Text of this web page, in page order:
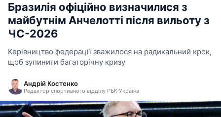
Бразилія офіційно визначилися з
майбутнім Анчелотті після вильоту з
ЧС-2026
Керівництво федерації зважилося на радикальний крок,
щоб зупинити багаторічну кризу
Андрій Костенко
Редактор спортивного відділу РБК-Україна